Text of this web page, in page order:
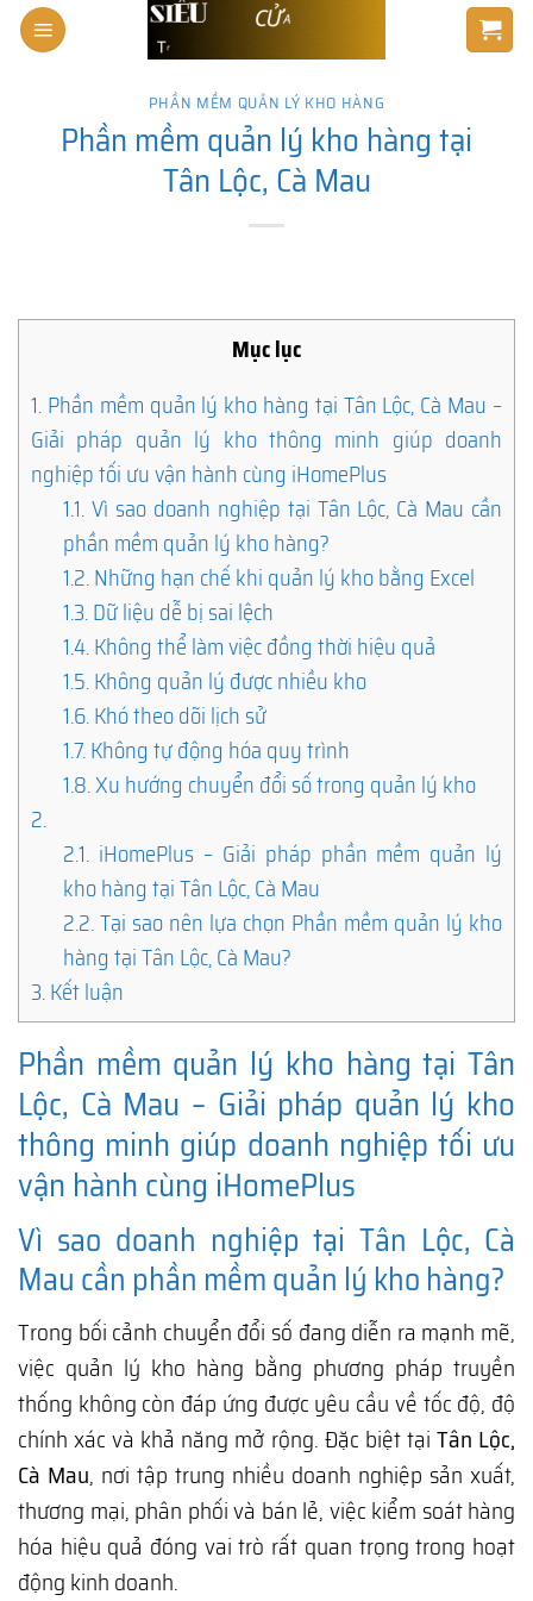
Skip
PHẦN MỀM QUẢN LÝ KHO HÀNG
Phần mềm quản lý kho hàng tại
Tân Lộc, Cà Mau
Mục lục
1. Phần mềm quản lý kho hàng tại Tân Lộc, Cà Mau –
Giải pháp quản lý kho thông minh giúp doanh
nghiệp tối ưu vận hành cùng iHomePlus
1.1. Vì sao doanh nghiệp tại Tân Lộc, Cà Mau cần
phần mềm quản lý kho hàng?
1.2.Những hạn chế khi quản lý kho bằng Excel
1.3.Dữ liệu dễ bị sai lệch
1.4.Không thể làm việc đồng thời hiệu quả
1.5.Không quản lý được nhiều kho
1.6.Khó theo dõi lịch sử
1.7.Không tự động hóa quy trình
1.8.Xu hướng chuyển đổi số trong quản lý kho
2.
2.1. iHomePlus – Giải pháp phần mềm quản lý
kho hàng tại Tân Lộc, Cà Mau
2.2.Tại sao nên lựa chọn Phần mềm quản lý kho
hàng tại Tân Lộc, Cà Mau?
3.Kết luận
Phần mềm quản lý kho hàng tại Tân
Lộc, Cà Mau – Giải pháp quản lý kho
thông minh giúp doanh nghiệp tối ưu
vận hành cùng iHomePlus
Vì sao doanh nghiệp tại Tân Lộc, Cà
Mau cần phần mềm quản lý kho hàng?
Trong bối cảnh chuyển đổi số đang diễn ra mạnh mẽ,
việc quản lý kho hàng bằng phương pháp truyền
thống không còn đáp ứng được yêu cầu về tốc độ, độ
chính xác và khả năng mở rộng. Đặc biệt tại Tân Lộc,
Cà Mau, nơi tập trung nhiều doanh nghiệp sản xuất,
thương mại, phân phối và bán lẻ, việc kiểm soát hàng
hóa hiệu quả đóng vai trò rất quan trọng trong hoạt
động kinh doanh.